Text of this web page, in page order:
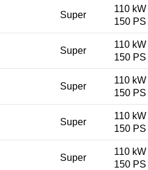
Super
110 kW
150 PS
Super
110 kW
150 PS
Super
110 kW
150 PS
Super
110 kW
150 PS
Super
110 kW
150 PS